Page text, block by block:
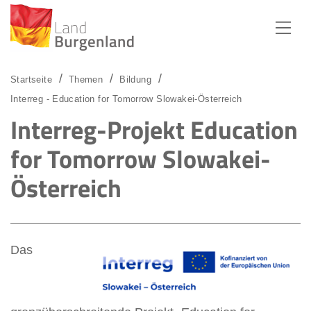
Startseite Themen
Bildung
Interreg - Education for Tomorrow Slowakei-Österreich
Interreg-Projekt Education
for Tomorrow Slowakei-
Österreich
Das